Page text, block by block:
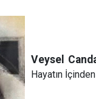
Veysel
Hayatın